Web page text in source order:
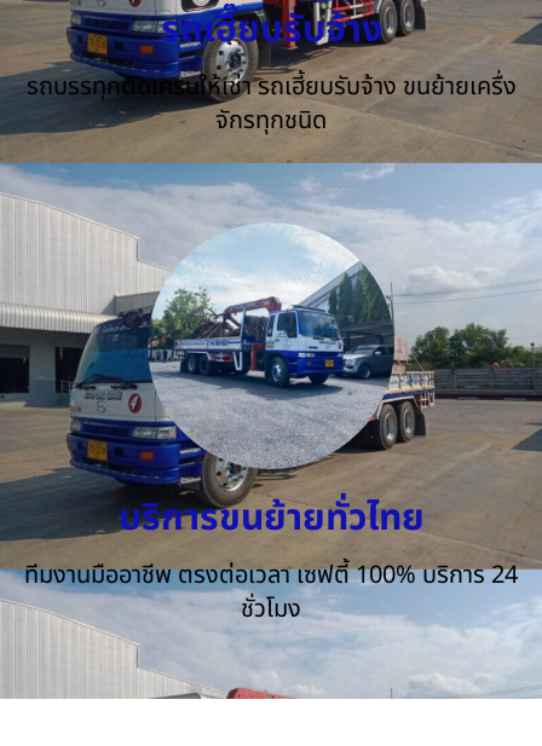
รถเฮี๊ยบรับจ้าง
รถบรรทุกติดเครนให้เช่า รถเฮี้ยบรับจ้าง ขนย้ายเครื่ง
จักรทุกชนิด
บริการขนย้ายทั่วไทย
ทีมงานมืออาชีพ ตรงต่อเวลา เซฟตี้ 100% บริการ 24
ชั่วโมง